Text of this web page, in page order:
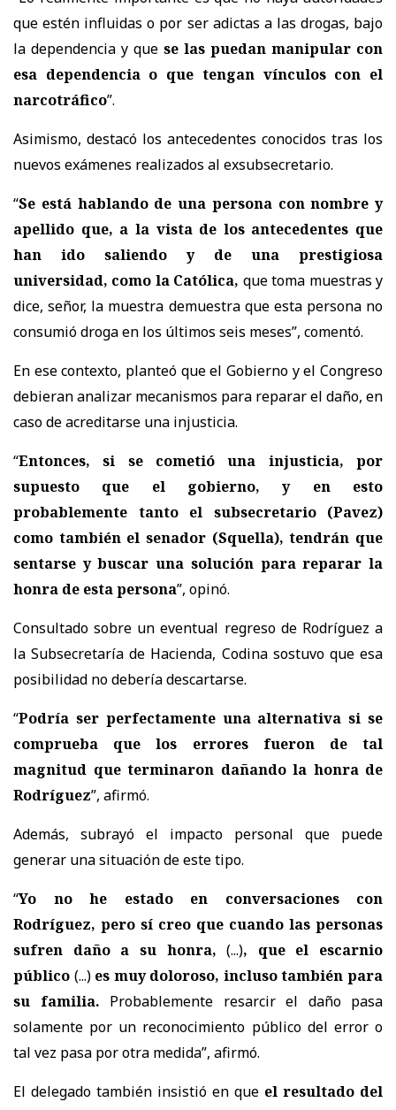
que estén influidas o por ser adictas a las drogas, bajo
la dependencia y que se las puedan manipular con
esa dependencia o que tengan vínculos con el
narcotráfico”.
Asimismo, destacó los antecedentes conocidos tras los
nuevos exámenes realizados al exsubsecretario.
“Se está hablando de una persona con nombre y
apellido que, a la vista de los antecedentes que
han ido saliendo y de una prestigiosa
universidad, como la Católica, que toma muestras y
dice, señor, la muestra demuestra que esta persona no
consumió droga en los últimos seis meses”, comentó.
En ese contexto, planteó que el Gobierno y el Congreso
debieran analizar mecanismos para reparar el daño, en
caso de acreditarse una injusticia.
“Entonces, si se cometió una injusticia, por
supuesto que el gobierno, y en esto
probablemente tanto el subsecretario (Pavez)
como también el senador (Squella), tendrán que
sentarse y buscar una solución para reparar la
honra de esta persona”, opinó.
Consultado sobre un eventual regreso de Rodríguez a
la Subsecretaría de Hacienda, Codina sostuvo que esa
posibilidad no debería descartarse.
“Podría ser perfectamente una alternativa si se
comprueba que los errores fueron de tal
magnitud que terminaron dañando la honra de
Rodríguez”, afirmó.
Además, subrayó el impacto personal que puede
generar una situación de este tipo.
“Yo no he estado en conversaciones con
Rodríguez, pero sí creo que cuando las personas
sufren daño a su honra,(...), que el escarnio
público (...)es muy doloroso, incluso también para
su familia. Probablemente resarcir el daño pasa
solamente por un reconocimiento público del error o
tal vez pasa por otra medida”, afirmó.
El delegado también insistió en que el resultado del